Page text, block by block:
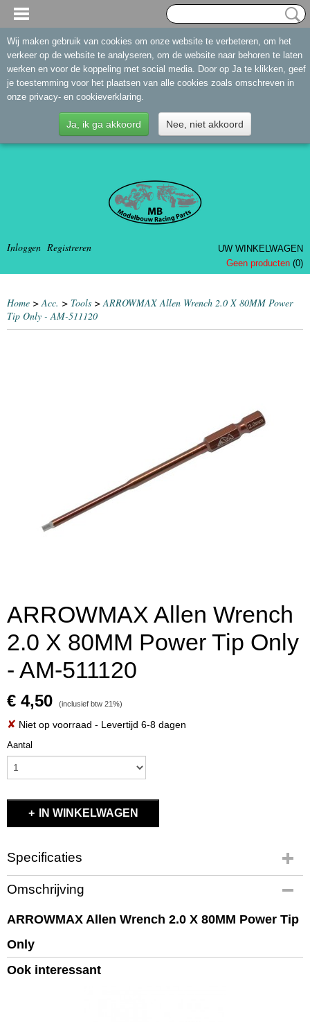
Inloggen Registreren
UW WINKELWAGEN
Geen producten (0)
Home >Acc. > Tools >ARROWMAX Allen Wrench 2.0 X 80MM Power
Tip Only - AM-511120
ARROWMAX Allen Wrench
2.0 X 80MM Power Tip Only
- AM-511120
€ 4,50 (inclusief btw 21%)
✘ Niet op voorraad - Levertijd 6-8 dagen
Aantal
IN WINKELWAGEN
Specificaties
Productcode
AM-511120
EAN code
Productcode leverancier
AM-511120
Bruto gewicht
Omschrijving
ARROWMAX Allen Wrench 2.0 X 80MM Power Tip
Only
Ook interessant
Wij maken gebruik van cookies om onze website te verbeteren, om het
verkeer op de website te analyseren, om de website naar behoren te laten
werken en voor de koppeling met social media. Door op Ja te klikken, geef
je toestemming voor het plaatsen van alle cookies zoals omschreven in
onze privacy- en cookieverklaring.
Ja, ik ga akkoord Nee, niet akkoord